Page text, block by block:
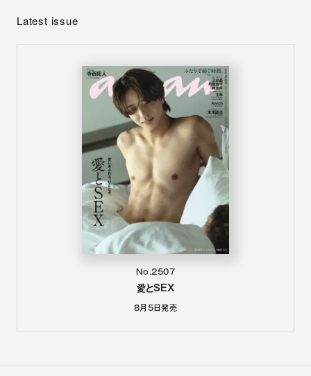
Latest issue
No.2507
愛とSEX
8月5日発売